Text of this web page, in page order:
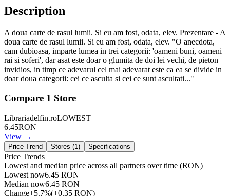
Description
A doua carte de rasul lumii. Si eu am fost, odata, elev. Prezentare - A
doua carte de rasul lumii. Si eu am fost, odata, elev. "O anecdota,
cam dubioasa, imparte lumea in trei categorii: 'oameni buni, oameni
rai si soferi', dar asat este doar o glumita de doi lei vechi, de pieton
invidios, in timp ce adevarul cel mai adevarat este ca ea se divide in
doar doua categorii: cei ce asculta si cei ce sunt ascultati..."
Compare 1 Store
Librariadelfin.roLOWEST
6.45RON
View →
Price Trend Stores (1) Specifications
Price Trends
Lowest and median price across all partners over time (RON)
Lowest now6.45 RON
Median now6.45 RON
Change+5.7%(+0.35 RON)